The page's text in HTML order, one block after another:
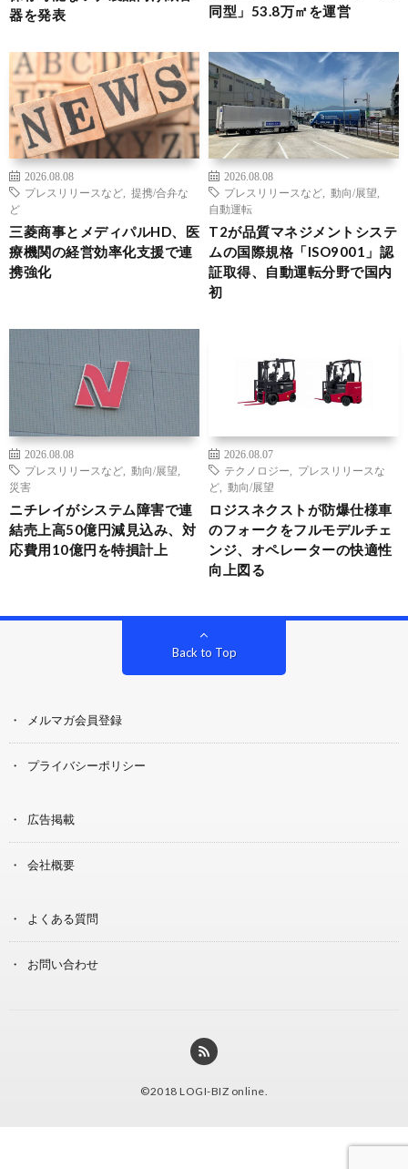
器を発表
同型」53.8万㎡を運営
2026.08.08
プレスリリースなど
提携/合弁な
ど
三菱商事とメディパルHD、医
療機関の経営効率化支援で連
携強化
2026.08.08
プレスリリースなど
動向/展望
自動運転
T2が品質マネジメントシステ
ムの国際規格「ISO9001」認
証取得、自動運転分野で国内
初
2026.08.08
プレスリリースなど
動向/展望
災害
ニチレイがシステム障害で連
結売上高50億円減見込み、対
応費用10億円を特損計上
2026.08.07
テクノロジー
プレスリリースな
ど
動向/展望
ロジスネクストが防爆仕様車
のフォークをフルモデルチェ
ンジ、オペレーターの快適性
向上図る
Back to Top
メルマガ会員登録
プライバシーポリシー
広告掲載
会社概要
よくある質問
お問い合わせ
©2018 LOGI-BIZ online